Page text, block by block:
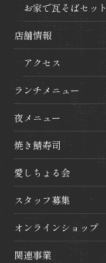
お家で瓦そばセット
店舗情報
アクセス
ランチメニュー
夜メニュー
焼き鯖寿司
愛しちょる会
スタッフ募集
オンラインショップ
関連事業